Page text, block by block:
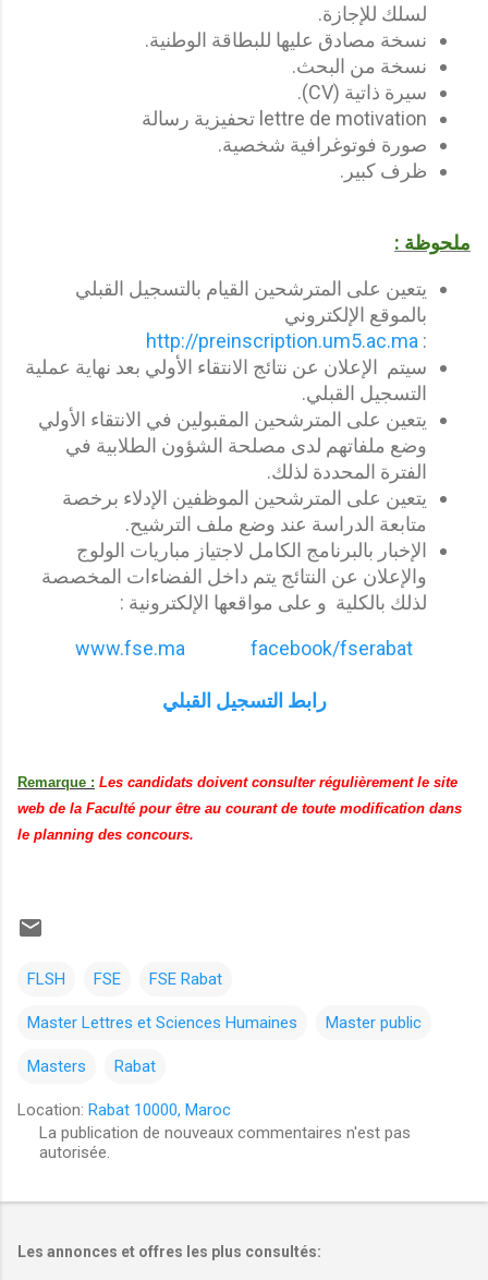
لسلك للإجازة.
نسخة مصادق عليها للبطاقة الوطنية.
نسخة من البحث.
سيرة ذاتية (CV).
lettre de motivation تحفيزية رسالة­
صورة فوتوغرافية شخصية.
ظرف كبير.
ملحوظة :
يتعين على المترشحين القيام بالتسجيل القبلي
بالموقع الإلكتروني
:
http://preinscription.um5.ac.ma
سيتم الإعلان عن نتائج الانتقاء الأولي بعد نهاية عملية
التسجيل القبلي.
يتعين على المترشحين المقبولين في الانتقاء الأولي
وضع ملفاتهم لدى مصلحة الشؤون الطلابية في
الفترة المحددة لذلك.
يتعين على المترشحين الموظفين الإدلاء برخصة
متابعة الدراسة عند وضع ملف الترشيح.
الإخبار بالبرنامج الكامل لاجتياز مباريات الولوج
والإعلان عن النتائج يتم داخل الفضاءات المخصصة
لذلك بالكلية و على مواقعها الإلكترونية :
www.fse.ma
facebook/fserabat
رابط التسجيل القبلي
Remarque : Les candidats doivent consulter régulièrement le site
web de la Faculté pour être au courant de toute modification dans
le planning des concours.
FLSH FSE FSE Rabat
Master Lettres et Sciences Humaines Master public
Masters Rabat
Location: Rabat 10000, Maroc
C
m
La publication de nouveaux commentaires n'est pas
autorisée.
Les annonces et offres les plus consultés: